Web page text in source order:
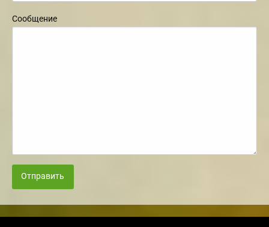
Сообщение
Отправить